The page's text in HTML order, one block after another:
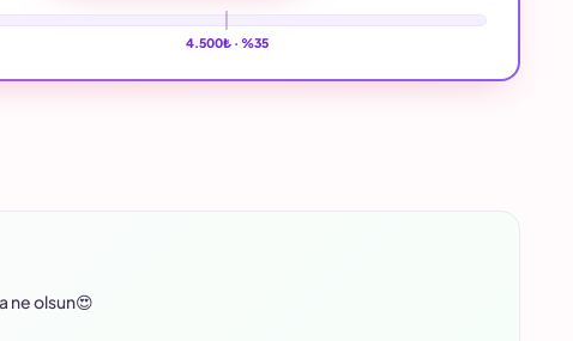
4.500₺ · %35
ne olsun😍